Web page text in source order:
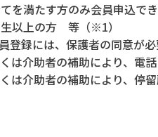
満たす方のみ会員申込でき
以上の方 等（※1）
録には、保護者の同意が必
は介助者の補助により、電
は介助者の補助により、停